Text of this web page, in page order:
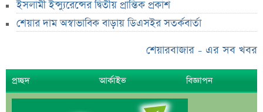
স্বর্ণের দাম বাড়ল, রুপা অপরিবর্তিত—আজকের বাজারদর
রাষ্ট্রপতি নির্বাচনে নামছে জামায়াত, আলোচনায় যে ৩ নাম
বাংলাদেশ-ভারত সম্পর্কে নতুন সমীকরণ
জিএসপি ইনভেস্টমেন্টের হিসাব-লেনদেন খতিয়ে দেখবে
ইসলামী ইন্স্যুরেন্সের দ্বিতীয় প্রান্তিক প্রকাশ
শেয়ার দাম অস্বাভাবিক বাড়ায় ডিএসইর সতর্কবার্তা
শেয়ারবাজার - এর সব খবর
প্রচ্ছদ আর্কাইভ বিজ্ঞাপন